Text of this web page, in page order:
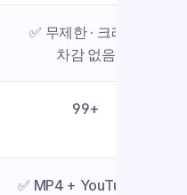
✅ 무제한 · 크레딧
차감 없음
99+
✅ MP4 + YouTube +